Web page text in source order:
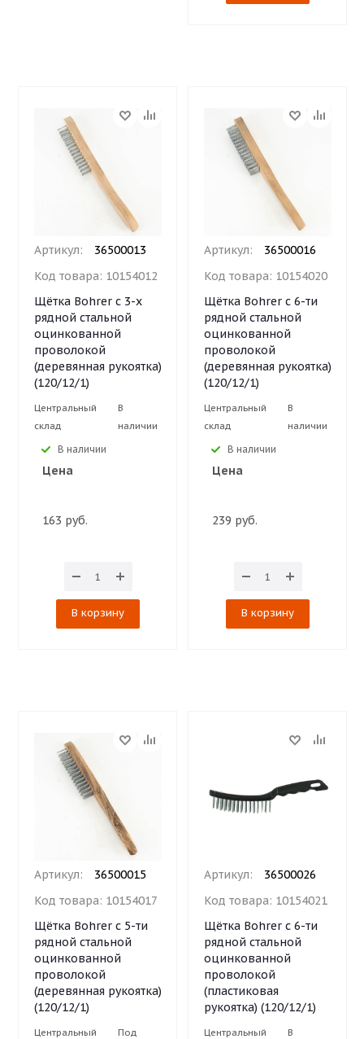
Артикул:
36500013
Код товара: 10154012
Щётка Bohrer с 3-х
рядной стальной
оцинкованной
проволокой
(деревянная рукоятка)
(120/12/1)
Центральный
склад
В
наличии
В наличии
Цена
163 руб.
В корзину
Артикул:
36500016
Код товара: 10154020
Щётка Bohrer с 6-ти
рядной стальной
оцинкованной
проволокой
(деревянная рукоятка)
(120/12/1)
Центральный
склад
В
наличии
В наличии
Цена
239 руб.
В корзину
Артикул:
36500015
Код товара: 10154017
Щётка Bohrer с 5-ти
рядной стальной
оцинкованной
проволокой
(деревянная рукоятка)
(120/12/1)
Центральный Под
Артикул:
36500026
Код товара: 10154021
Щётка Bohrer с 6-ти
рядной стальной
оцинкованной
проволокой
(пластиковая
рукоятка) (120/12/1)
Центральный В